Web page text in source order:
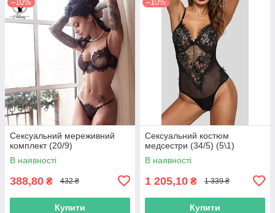
–10%
Сексуальний мереживний
комплект (20/9)
В наявності
388,80 ₴ 432 ₴
Купити
–10%
Сексуальний костюм
медсестри (34/5) (5\1)
В наявності
1 205,10 ₴ 1 339 ₴
Купити